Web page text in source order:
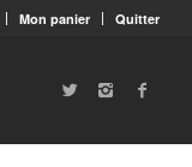
Mon panier Quitter